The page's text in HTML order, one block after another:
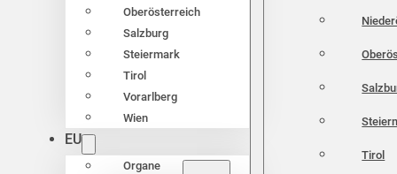
Oberösterreich
Salzburg
Steiermark
Tirol
Vorarlberg
Wien
EU
Organe
Tirol